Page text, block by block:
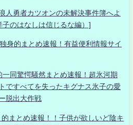
人勇者カツオンの未解決事件簿へよ
のはなしは信じるな編）]
的まとめ速報！有益便利情報サイ
同驚愕騒然まとめ速報！超氷河期
ですべてを失ったキグナス氷子の愛
脱出大作戦
まとめ速報！！子供が欲しいど陰キ